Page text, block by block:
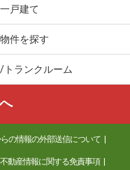
戸建て
件を探す
トランクルーム
の情報の外部送信について
不動産情報に関する免責事項